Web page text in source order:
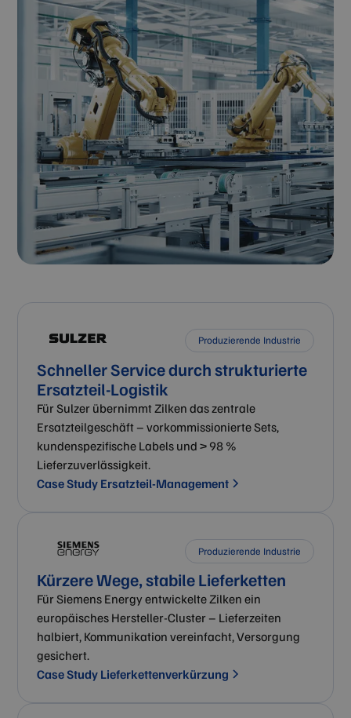
Produzierende Industrie
Schneller Service durch strukturierte
Ersatzteil-Logistik
Für Sulzer übernimmt Zilken das zentrale
Ersatzteilgeschäft – vorkommissionierte Sets,
kundenspezifische Labels und > 98 %
Lieferzuverlässigkeit.
Case Study Ersatzteil-Management
Produzierende Industrie
Kürzere Wege, stabile Lieferketten
Für Siemens Energy entwickelte Zilken ein
europäisches Hersteller-Cluster – Lieferzeiten
halbiert, Kommunikation vereinfacht, Versorgung
gesichert.
Case Study Lieferkettenverkürzung